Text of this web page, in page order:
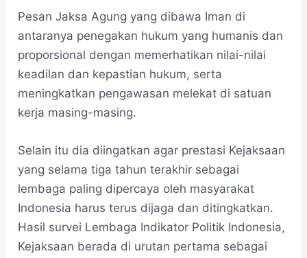
Pesan Jaksa Agung yang dibawa Iman di
antaranya penegakan hukum yang humanis dan
proporsional dengan memerhatikan nilai-nilai
keadilan dan kepastian hukum, serta
meningkatkan pengawasan melekat di satuan
kerja masing-masing.
Selain itu dia diingatkan agar prestasi Kejaksaan
yang selama tiga tahun terakhir sebagai
lembaga paling dipercaya oleh masyarakat
Indonesia harus terus dijaga dan ditingkatkan.
Hasil survei Lembaga Indikator Politik Indonesia,
Kejaksaan berada di urutan pertama sebagai